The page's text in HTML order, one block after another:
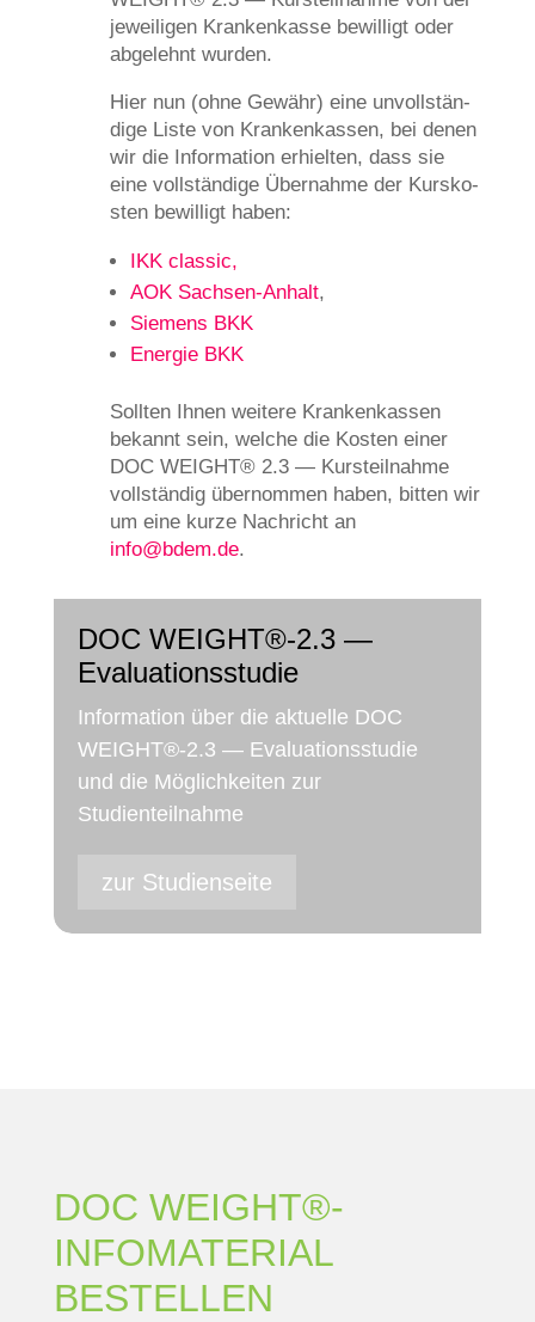
jewei­li­gen Kran­ken­kas­se bewil­ligt oder
abge­lehnt wurden.
Hier nun (ohne Gewähr) eine unvoll­stän­
di­ge Liste von Kran­ken­kas­sen, bei denen
wir die Infor­ma­ti­on erhiel­ten, dass sie
eine voll­stän­di­ge Über­nah­me der Kurs­ko­
sten bewil­ligt haben:
IKK clas­sic,
AOK Sach­sen-Anhalt,
Sie­mens BKK
Ener­gie BKK
Soll­ten Ihnen wei­te­re Kran­ken­kas­sen
bekannt sein, wel­che die Kosten einer
DOC WEIGHT® 2.3 — Kurs­teil­nah­me
voll­stän­dig über­nom­men haben, bit­ten wir
um eine kur­ze Nach­richt an
info@bdem.de.
DOC WEIGHT®-2.3 —
Evaluationsstudie
Infor­ma­ti­on über die aktu­el­le DOC
WEIGHT®-2.3 — Eva­lua­ti­ons­stu­die
und die Mög­lich­kei­ten zur
Studienteilnahme
zur Stu­di­en­sei­te
DOC WEIGHT®-
INFOMATERIAL
BESTELLEN